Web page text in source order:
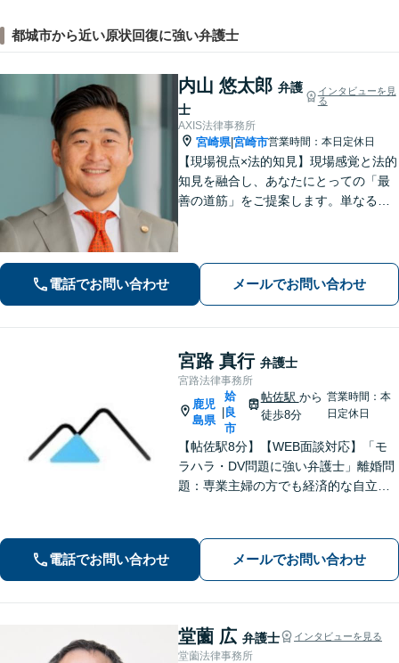
都城市から近い原状回復に強い弁護士
内山 悠太郎 弁護
士
インタビューを見
る
AXIS法律事務所
宮崎県|宮崎市営業時間：本日定休日
【現場視点×法的知見】現場感覚と法的
知見を融合し、あなたにとっての「最
善の道筋」をご提案します。単なるリ
電話でお問い合わせ メールでお問い合わせ
宮路 真行 弁護士
宮路法律事務所
鹿児
島県
姶
良
市
帖佐駅 から
徒歩8分
営業時間：本
日定休日
【帖佐駅8分】【WEB面談対応】「モ
ラハラ・DV問題に強い弁護士」離婚問
題：専業主婦の方でも経済的な自立に
の返済に追われる自転車操業状態の方
もご相談ください」【休日・夜間相談
可】
電話でお問い合わせ メールでお問い合わせ
堂薗 広 弁護士 インタビューを見る
堂薗法律事務所